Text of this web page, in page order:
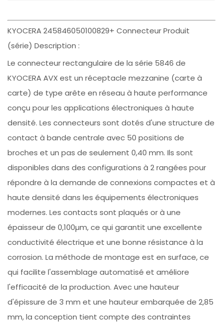
KYOCERA 245846050100829+ Connecteur Produit
(série) Description :
Le connecteur rectangulaire de la série 5846 de
KYOCERA AVX est un réceptacle mezzanine (carte à
carte) de type arête en réseau à haute performance
conçu pour les applications électroniques à haute
densité. Les connecteurs sont dotés d'une structure de
contact à bande centrale avec 50 positions de
broches et un pas de seulement 0,40 mm. Ils sont
disponibles dans des configurations à 2 rangées pour
répondre à la demande de connexions compactes et à
haute densité dans les équipements électroniques
modernes. Les contacts sont plaqués or à une
épaisseur de 0,100µm, ce qui garantit une excellente
conductivité électrique et une bonne résistance à la
corrosion. La méthode de montage est en surface, ce
qui facilite l'assemblage automatisé et améliore
l'efficacité de la production. Avec une hauteur
d'épissure de 3 mm et une hauteur embarquée de 2,85
mm, la conception tient compte des contraintes